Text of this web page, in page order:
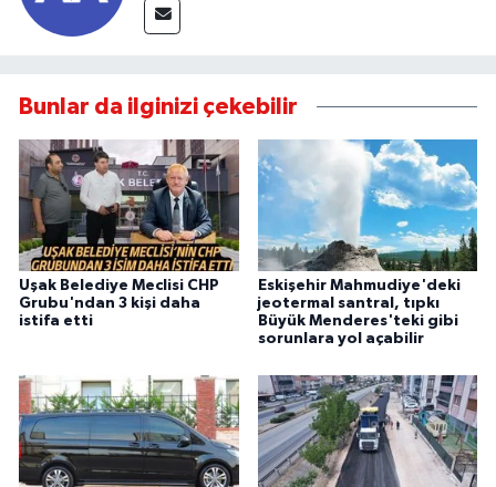
Bunlar da ilginizi çekebilir
Uşak Belediye Meclisi CHP
Grubu'ndan 3 kişi daha
istifa etti
Eskişehir Mahmudiye'deki
jeotermal santral, tıpkı
Büyük Menderes'teki gibi
sorunlara yol açabilir